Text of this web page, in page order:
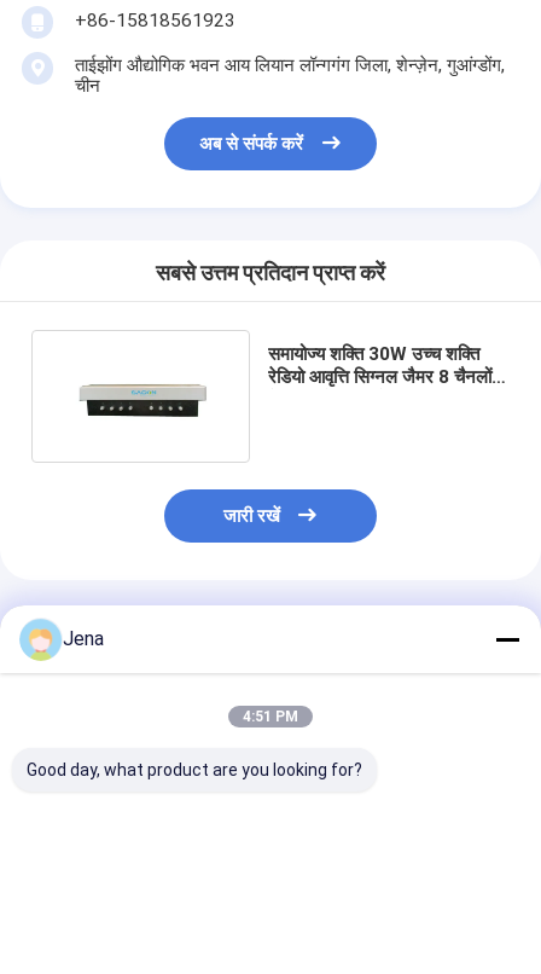
+86-15818561923
ताईझोंग औद्योगिक भवन आय लियान लॉन्गगंग जिला, शेन्ज़ेन, गुआंग्डोंग,
चीन
अब से संपर्क करें
सबसे उत्तम प्रतिदान प्राप्त करें
समायोज्य शक्ति 30W उच्च शक्ति
रेडियो आवृत्ति सिग्नल जैमर 8 चैनलों
जारी रखें
अनुशंसित उत्पाद
Jena
4:51 PM
Good day, what product are you looking for?